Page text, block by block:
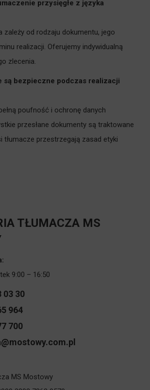
przysięgłe z języka
zależy od rodzaju dokumentu, jego
realizacji. Oferujemy indywidualną
zlecenia.
są bezpieczne podczas realizacji
poufność i ochronę danych
przesłane dokumenty są traktowane
tłumacze przestrzegają zasad etyki
TŁUMACZA MS
9:00 – 16:50
03 30
964
700
MS Mostowy